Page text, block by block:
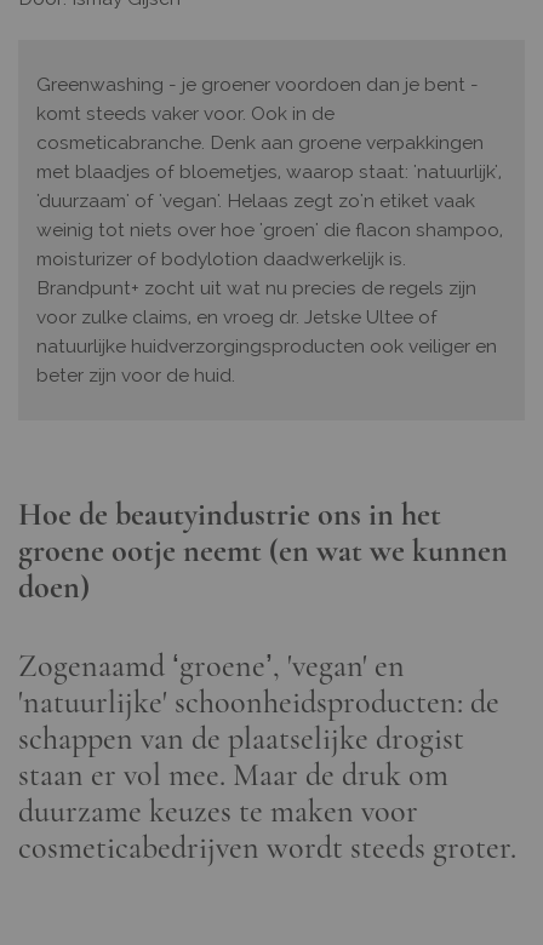
Greenwashing - je groener voordoen dan je bent -
komt steeds vaker voor. Ook in de
cosmeticabranche. Denk aan groene verpakkingen
met blaadjes of bloemetjes, waarop staat: 'natuurlijk',
'duurzaam' of 'vegan'. Helaas zegt zo'n etiket vaak
weinig tot niets over hoe 'groen' die flacon shampoo,
moisturizer of bodylotion daadwerkelijk is.
Brandpunt+ zocht uit wat nu precies de regels zijn
voor zulke claims, en vroeg dr. Jetske Ultee of
natuurlijke huidverzorgingsproducten ook veiliger en
beter zijn voor de huid.
Hoe de beautyindustrie ons in het
groene ootje neemt (en wat we kunnen
doen)
Zogenaamd ‘groene’, 'vegan' en
'natuurlijke' schoonheidsproducten: de
schappen van de plaatselijke drogist
staan er vol mee. Maar de druk om
duurzame keuzes te maken voor
cosmeticabedrijven wordt steeds groter.